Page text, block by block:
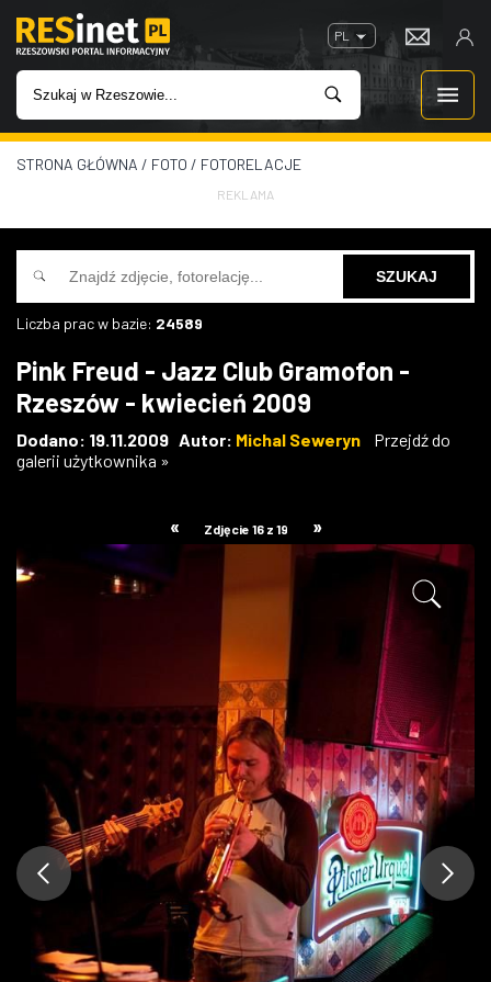
PL
WIADOMOŚCI
INWESTYCJE
IMPREZY
W KINACH
GASTRONOMIA
W RZESZOWIE
STRONA GŁÓWNA / FOTO / FOTORELACJE
REKLAMA
Liczba prac w bazie: 24589
Pink Freud - Jazz Club Gramofon -
Rzeszów - kwiecień 2009
Dodano: 19.11.2009 Autor: Michal Seweryn
Przejdź do
galerii użytkownika »
« Zdjęcie 16 z 19 »